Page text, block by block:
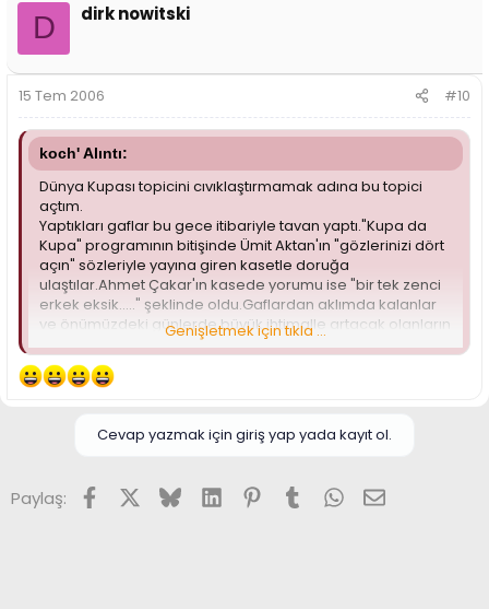
D dirk nowitski
15 Tem 2006 #10
koch' Alıntı:
Dünya Kupası topicini cıvıklaştırmamak adına bu topici
açtım.
Yaptıkları gaflar bu gece itibariyle tavan yaptı."Kupa da
Kupa" programının bitişinde Ümit Aktan'ın "gözlerinizi dört
açın" sözleriyle yayına giren kasetle doruğa
ulaştılar.Ahmet Çakar'ın kasede yorumu ise "bir tek zenci
erkek eksik....." şeklinde oldu.Gaflardan aklımda kalanlar
ve önümüzdeki günlerde büyük ihtimalle artacak olanların
başlıcaları şunlar:
---Uydu yayınına şifre girilmesi.
1 ve onbir 0'dan oluşan şifrenin nereye girileceğinin belli
---Aynı saatte başlayacak olan gruplardaki 3. maçlardan
bir yarısında banttan verilecek olması.
Kardeşim madem Atv ve NTV ie aranız iyi niye kendi bakış
Genişletmek için tıkla ...
Cevap yazmak için giriş yap yada kayıt ol.
Paylaş: FacebookX (Twitter)
BlueskyLinkedInPinterest
TumblrWhatsApp
E-posta